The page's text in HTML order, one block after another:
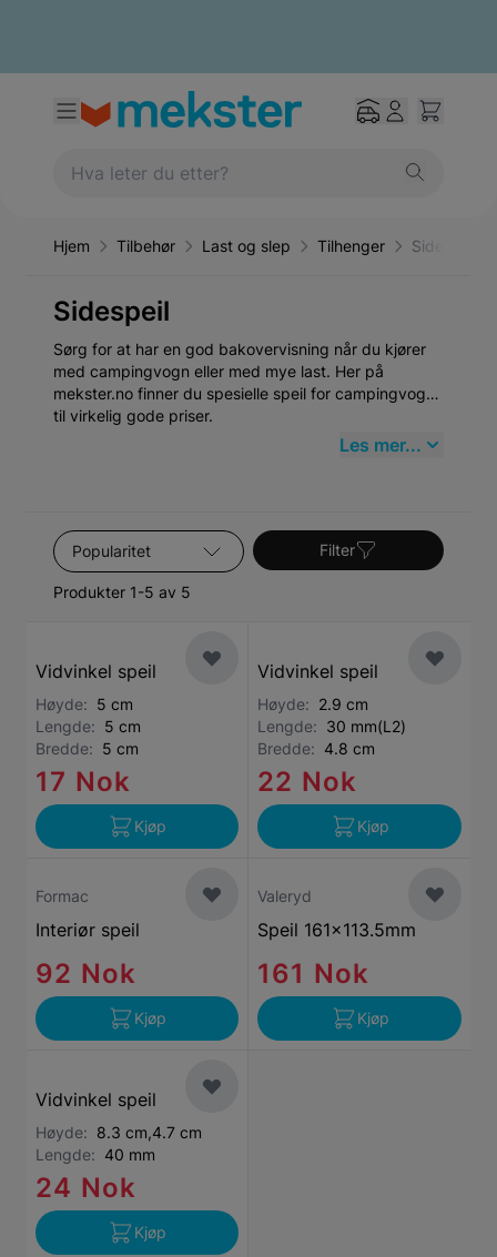
Hjem Tilbehør Last og slep Tilhenger Sidespeil
Sidespeil
Sørg for at har en god bakovervisning når du kjører
med campingvogn eller med mye last. Her på
mekster.no finner du spesielle speil for campingvogn
til virkelig gode priser.
Les mer...
Sorter etter
Produkter 1-5 av 5
Filter
Vidvinkel speil
Høyde: 5 cm
Lengde: 5 cm
Bredde: 5 cm
17 Nok
Kjøp
Vidvinkel speil
Høyde: 2.9 cm
Lengde: 30 mm(L2)
Bredde: 4.8 cm
22 Nok
Kjøp
Formac
Interiør speil
92 Nok
Kjøp
Valeryd
Speil 161x113.5mm
161 Nok
Kjøp
Vidvinkel speil
Høyde: 8.3 cm,4.7 cm
Lengde: 40 mm
24 Nok
Kjøp